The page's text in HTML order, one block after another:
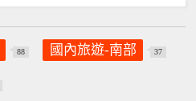
88 國內旅遊-南部 37